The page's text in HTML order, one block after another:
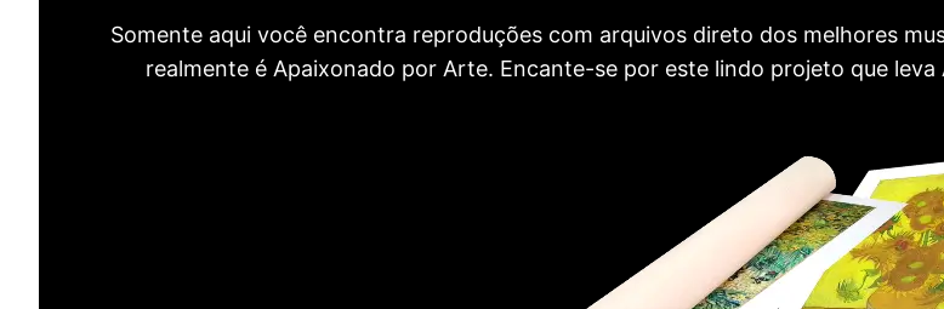
Somente aqui você encontra reproduções com arquivos direto dos melhores
realmente é Apaixonado por Arte. Encante-se por este lindo projeto que